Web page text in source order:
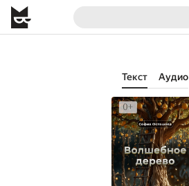
Текст Аудио